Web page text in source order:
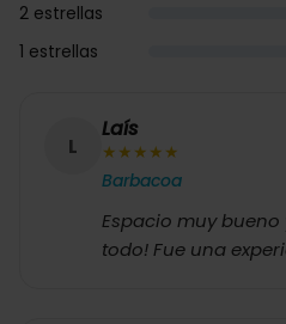
2 estrellas
1 estrellas
L
Laís
★ ★ ★ ★ ★
Barbacoa
Espacio muy
todo! Fue una